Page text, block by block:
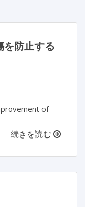
防止する
of
続きを読む